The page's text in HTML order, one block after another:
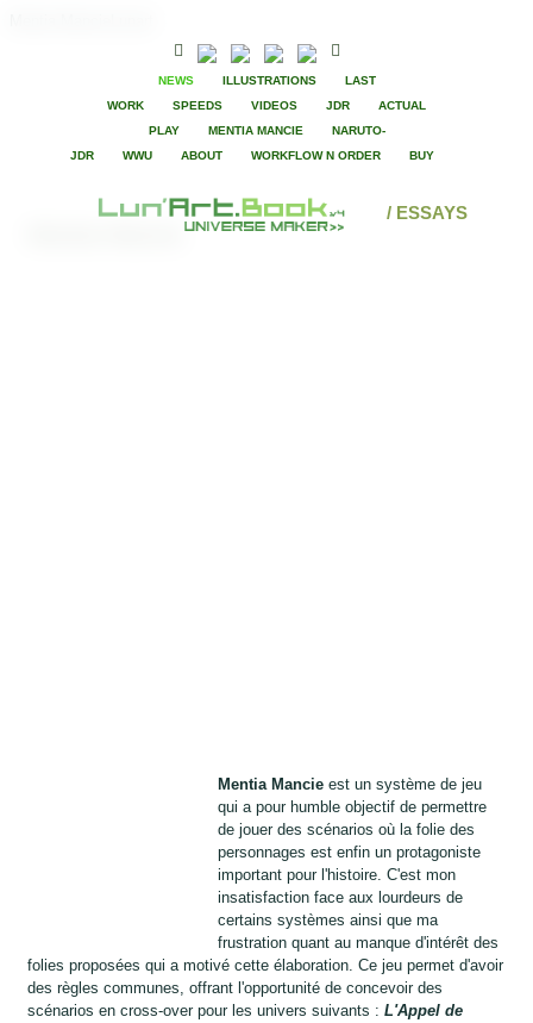
NEWS ILLUSTRATIONS
LAST
WORK
SPEEDS VIDEOS JDR
ACTUAL
PLAY
MENTIA MANCIE
NARUTO-
JDR
WWU ABOUT WORKFLOW N ORDER BUY
/ ESSAYS
Mentia Mancie est un système de jeu
qui a pour humble objectif de permettre
de jouer des scénarios où la folie des
personnages est enfin un protagoniste
important pour l'histoire. C'est mon
insatisfaction face aux lourdeurs de
certains systèmes ainsi que ma
frustration quant au manque d'intérêt des
folies proposées qui a motivé cette élaboration. Ce jeu permet d'avoir
des règles communes, offrant l'opportunité de concevoir des
scénarios en cross-over pour les univers suivants : L'Appel de